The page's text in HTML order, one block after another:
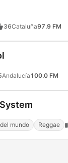
36Cataluña97.9 FM
Andalucía100.0 FM
mundo Reggae